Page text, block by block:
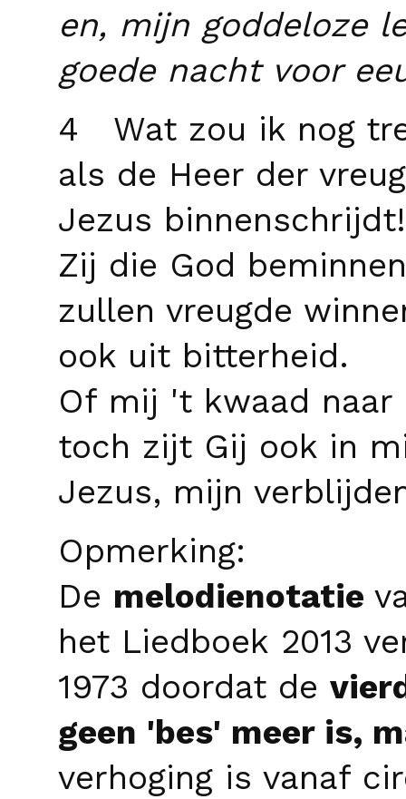
en, mijn goddeloze
goede nacht voor
4 Wat zou ik nog
als de Heer der
Jezus binnenschrijdt!
Zij die God beminnen
zullen vreugde
ook uit bitterheid.
Of mij 't kwaad
toch zijt Gij ook in
Jezus, mijn
Opmerking:
De melodienotatie
het Liedboek 2013
1973 doordat de
geen 'bes' meer is,
verhoging is vanaf